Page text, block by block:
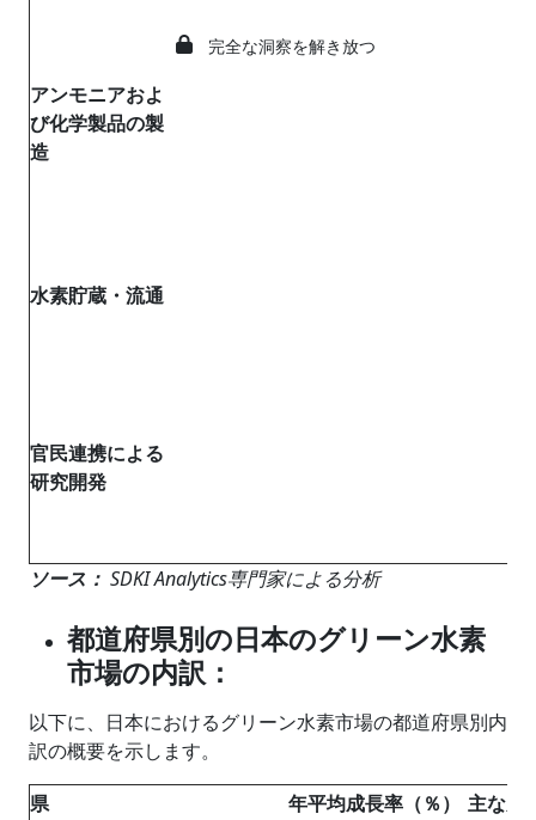
完全な洞察を解き放つ
アンモニアおよ
び化学製品の製
造
水素貯蔵・流通
官民連携による
研究開発
ソース： SDKI Analytics専門家による分析
都道府県別の日本のグリーン水素
市場の内訳：
以下に、日本におけるグリーン水素市場の都道府県別内
訳の概要を示します。
県
年平均成長率（％） 主な成